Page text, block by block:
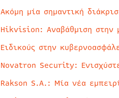
Ακόμη μία σημαντική
Hikvision: Αναβάθμιση
Ειδικούς στην
Novatron Security:
Rakson S.A.: Μία νέα